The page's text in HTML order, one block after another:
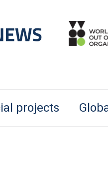
projects